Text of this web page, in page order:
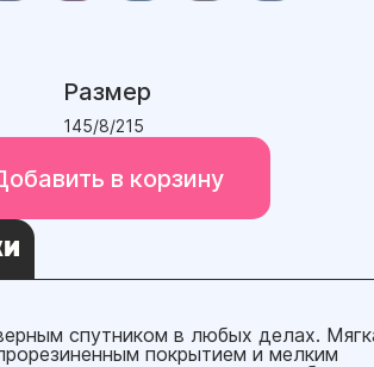
Размер
145/8/215
в корзину
спутником в любых делах.
покрытием и мелким